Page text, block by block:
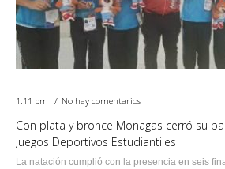
1:11 pm No hay comentarios
Con plata y bronce Monagas cerró su
Juegos Deportivos Estudiantiles
La natación cumplió con la presencia en seis